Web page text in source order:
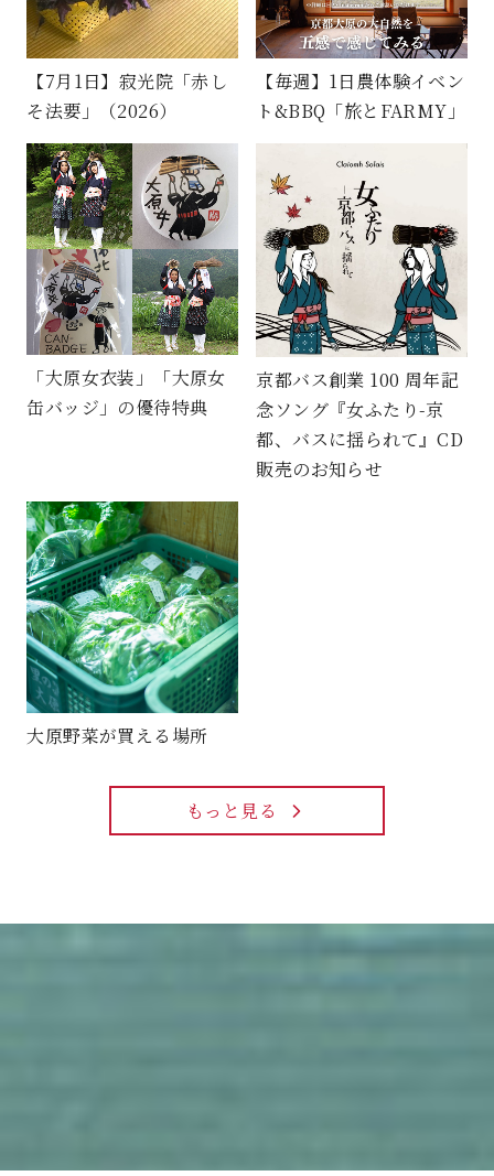
【7月1日】寂光院「赤し
そ法要」（2026）
【毎週】1日農体験イベン
ト&BBQ「旅とFARMY」
「大原女衣装」「大原女
缶バッジ」の優待特典
京都バス創業 100 周年記
念ソング『女ふたり-京
都、バスに揺られて』CD
販売のお知らせ
大原野菜が買える場所
もっと見る